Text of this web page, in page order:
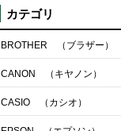
カテゴリ
BROTHER （ブラザー）
CANON （キヤノン）
CASIO （カシオ）